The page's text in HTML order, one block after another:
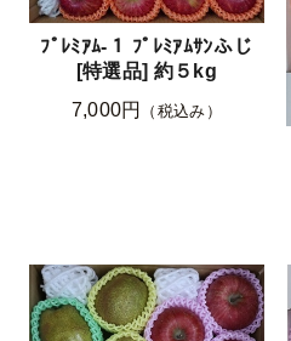
ﾌﾟﾚﾐｱﾑ-１ ﾌﾟﾚﾐｱﾑｻﾝふじ
[特選品] 約５kg
7,000円
（税込み）